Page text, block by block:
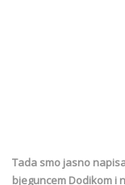
Tada smo jasno
bjeguncem Dodikom i